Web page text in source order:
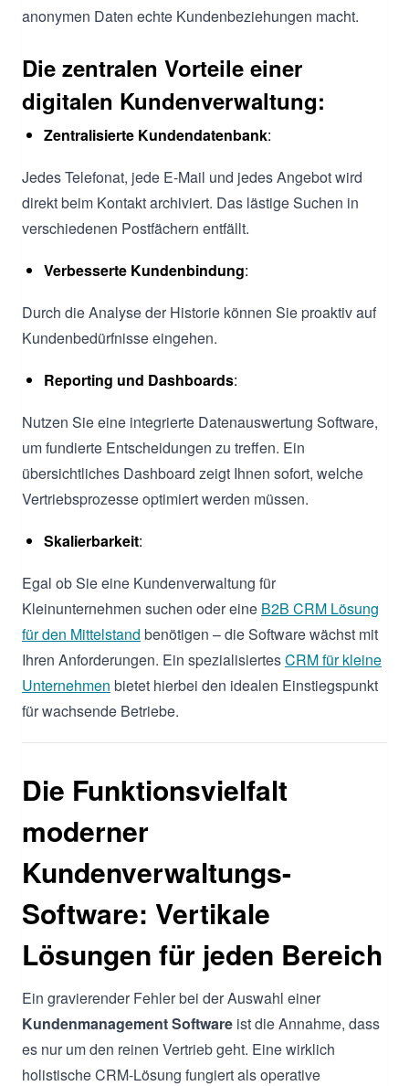
anonymen Daten echte Kundenbeziehungen macht.
Die zentralen Vorteile einer
digitalen Kundenverwaltung:
Zentralisierte Kundendatenbank:
Jedes Telefonat, jede E-Mail und jedes Angebot wird
direkt beim Kontakt archiviert. Das lästige Suchen in
verschiedenen Postfächern entfällt.
Verbesserte Kundenbindung:
Durch die Analyse der Historie können Sie proaktiv auf
Kundenbedürfnisse eingehen.
Reporting und Dashboards:
Nutzen Sie eine integrierte Datenauswertung Software,
um fundierte Entscheidungen zu treffen. Ein
übersichtliches Dashboard zeigt Ihnen sofort, welche
Vertriebsprozesse optimiert werden müssen.
Skalierbarkeit:
Egal ob Sie eine Kundenverwaltung für
Kleinunternehmen suchen oder eine B2B CRM Lösung
für den Mittelstand benötigen – die Software wächst mit
Ihren Anforderungen. Ein spezialisiertesCRM für kleine
Unternehmen bietet hierbei den idealen Einstiegspunkt
für wachsende Betriebe.
Die Funktionsvielfalt
moderner
Kundenverwaltungs-
Software: Vertikale
Lösungen für jeden Bereich
Ein gravierender Fehler bei der Auswahl einer
Kundenmanagement Software ist die Annahme, dass
es nur um den reinen Vertrieb geht. Eine wirklich
holistische CRM-Lösung fungiert als operative